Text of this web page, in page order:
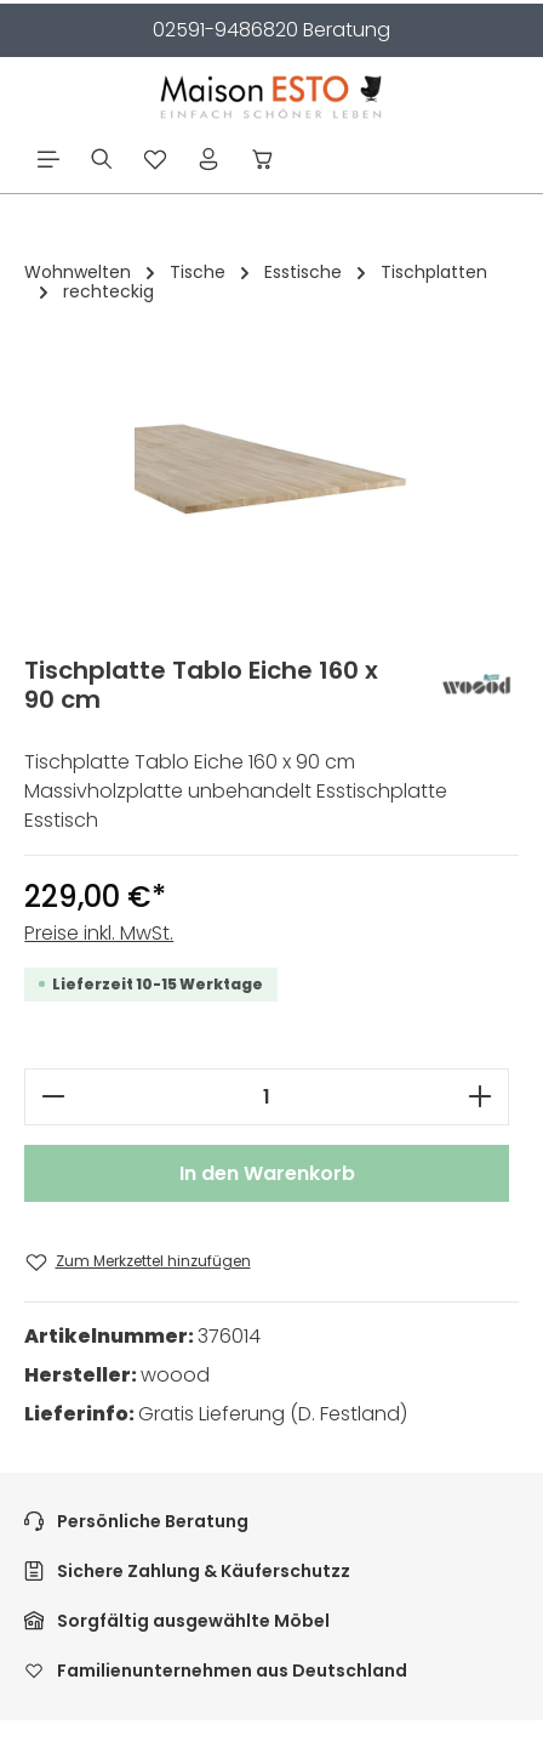
02591-9486820 Beratung
Wohnwelten Tische Esstische
Tischplatten
rechteckig
Tischplatte Tablo Eiche 160 x
90 cm
Tischplatte Tablo Eiche 160 x 90 cm
Massivholzplatte unbehandelt Esstischplatte
Esstisch
229,00 €*
Preise inkl. MwSt.
Lieferzeit 10-15 Werktage
Produkt Anzahl: Gib den
In den Warenkorb
Zum Merkzettel hinzufügen
Artikelnummer:376014
Hersteller:woood
Lieferinfo:Gratis Lieferung (D. Festland)
Persönliche Beratung
Sichere Zahlung & Käuferschutzz
Sorgfältig ausgewählte Möbel
Familienunternehmen aus Deutschland